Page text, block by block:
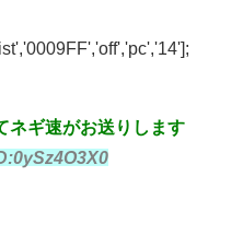
ネギ速がお送りします